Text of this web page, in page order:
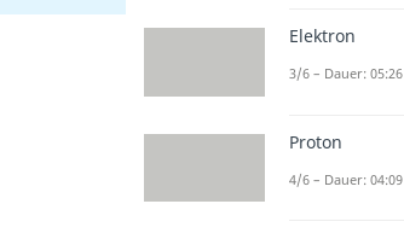
Elektron
3/6 – Dauer: 05:26
Proton
4/6 – Dauer: 04:09